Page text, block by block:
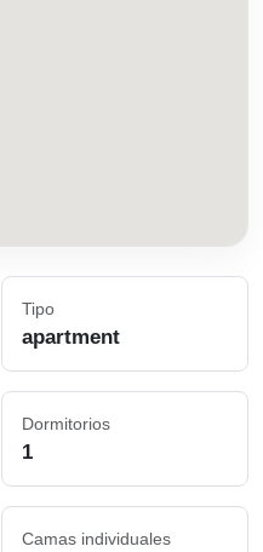
Tipo
apartment
Dormitorios
1
Camas individuales